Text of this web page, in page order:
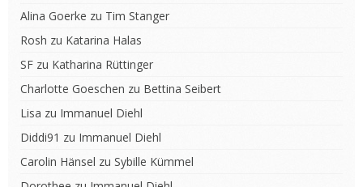
Alina Goerke zu Tim Stanger
Rosh zu Katarina Halas
SF zu Katharina Rüttinger
Charlotte Goeschen zu Bettina Seibert
Lisa zu Immanuel Diehl
Diddi91 zu Immanuel Diehl
Carolin Hänsel zu Sybille Kümmel